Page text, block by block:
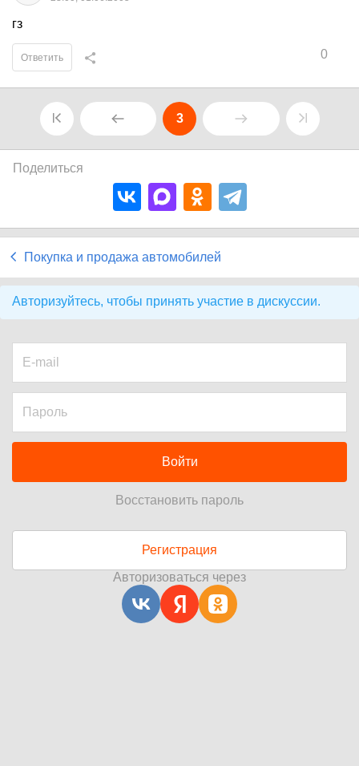
гз
0
Ответить
3
Поделиться
Покупка и продажа автомобилей
Авторизуйтесь, чтобы принять участие в дискуссии.
Войти
Восстановить пароль
Регистрация
Авторизоваться через